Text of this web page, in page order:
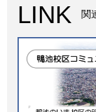
LINK 関